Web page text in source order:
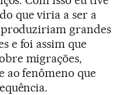
que viria a ser a
produziriam grandes
e foi assim que
migrações,
ao fenômeno que